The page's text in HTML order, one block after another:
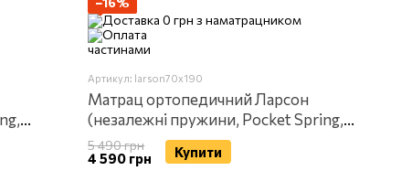
Артикул: larson70x190
Матрац ортопедичний Ларсон
(незалежні пружини, Pocket Spring,
односпальний, 70 × 190 см) Akant
5 490 грн
4 590 грн Купити